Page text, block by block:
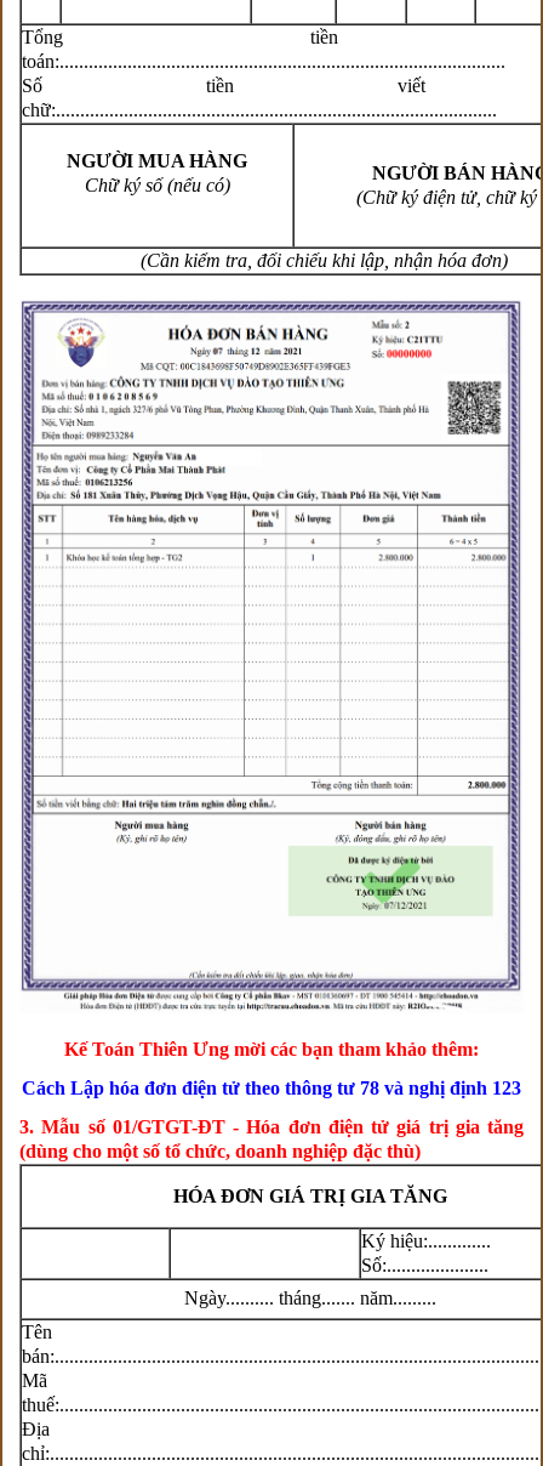
Tổng tiền
toán:............................................................................................
Số tiền viết
chữ:...........................................................................................
NGƯỜI MUA HÀNG
Chữ ký số (nếu có)
NGƯỜI BÁN
(Chữ ký điện tử, chữ ký
(Cần kiểm tra, đối chiếu khi lập, nhận hóa đơn)
Kế Toán Thiên Ưng mời các bạn tham khảo thêm:
Cách Lập hóa đơn điện tử theo thông tư 78 và nghị định 123
3. Mẫu số 01/GTGT-ĐT - Hóa đơn điện tử giá trị gia tăng
(dùng cho một số tổ chức, doanh nghiệp đặc thù)
HÓA ĐƠN GIÁ TRỊ GIA TĂNG
Ký hiệu:.............
Số:.....................
Ngày.......... tháng....... năm.........
Tên
Mã
Địa